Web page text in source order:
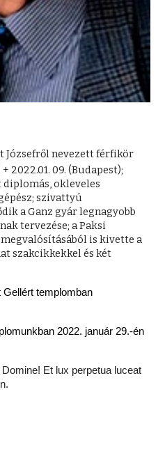
Józsefről nevezett férfikör
2022.01. 09. (Budapest);
diplomás, okleveles
szivattyú
a Ganz gyár legnagyobb
tervezése; a Paksi
is kivette a
szakcikkekkel és két
Gellért templomban
2022. január 29.-én
Et lux perpetua luceat